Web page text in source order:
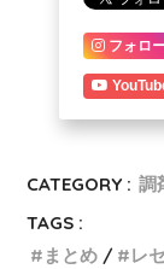
フォロ
CATEGORY : 調
TAGS :
まとめ
レ